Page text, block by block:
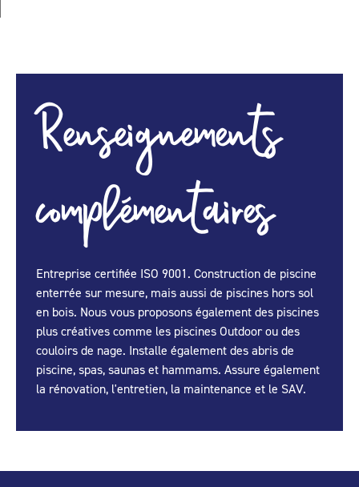
Renseignements
complémentaires
Entreprise certifiée ISO 9001. Construction de piscine
enterrée sur mesure, mais aussi de piscines hors sol
en bois. Nous vous proposons également des piscines
plus créatives comme les piscines Outdoor ou des
couloirs de nage. Installe également des abris de
piscine, spas, saunas et hammams. Assure également
la rénovation, l'entretien, la maintenance et le SAV.